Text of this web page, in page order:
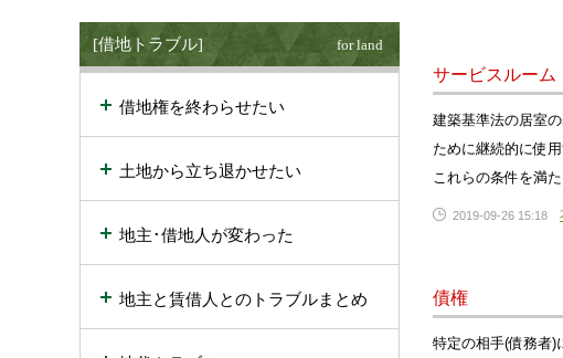
サービスルーム
建築基準法の居室
ために継続的に使
これらの条件を満
2019-09-26 15:18
債権
特定の相手(債務者)
[借地トラブル] for land
借地権を終わらせたい
土地から立ち退かせたい
地主･借地人が変わった
地主と賃借人とのトラブルまとめ